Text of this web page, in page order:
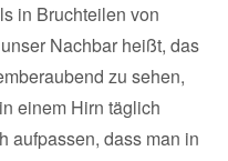
in Bruchteilen von
Nachbar heißt, das
zu sehen,
einem Hirn täglich
aufpassen, dass man in